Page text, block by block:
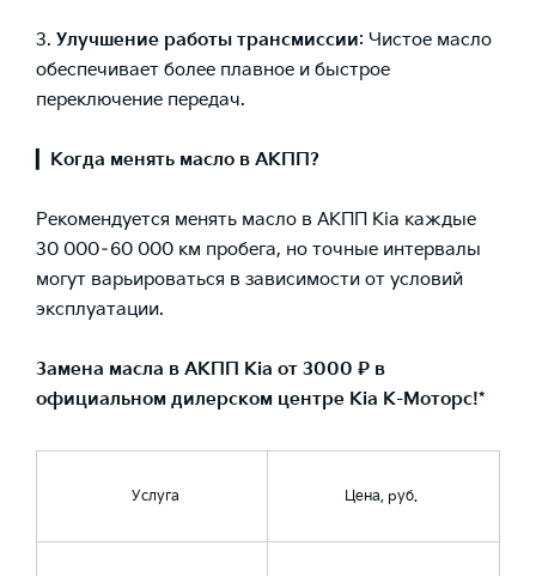
3. Улучшение работы трансмиссии: Чистое масло
обеспечивает более плавное и быстрое
переключение передач.
Когда менять масло в АКПП?
Рекомендуется менять масло в АКПП Kia каждые
30 000–60 000 км пробега, но точные интервалы
могут варьироваться в зависимости от условий
эксплуатации.
Замена масла в АКПП Kia от 3000 ₽ в
официальном дилерском центре Kia К-Моторс!*
Услуга Цена, руб.